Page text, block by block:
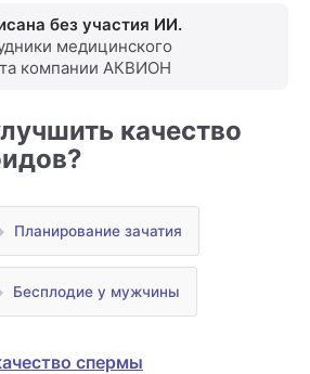
без участия ИИ.
медицинского
компании АКВИОН
качество
Планирование зачатия
Бесплодие у мужчины
спермы